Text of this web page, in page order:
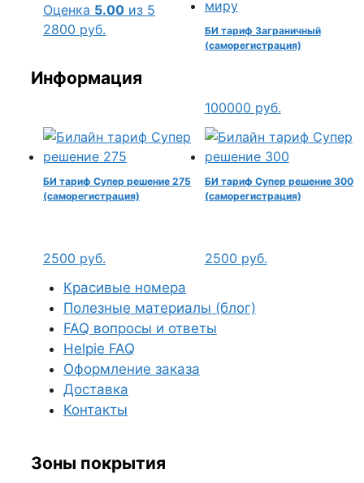
Оценка 5.00 из 5
2800 руб.
БИ тариф Заграничный
(саморегистрация)
100000 руб.
БИ тариф Супер решение 275
(саморегистрация)
2500 руб.
БИ тариф Супер решение 300
(саморегистрация)
2500 руб.
Информация
Красивые номера
Полезные материалы (блог)
FAQ вопросы и ответы
Helpie FAQ
Оформление заказа
Доставка
Контакты
Зоны покрытия